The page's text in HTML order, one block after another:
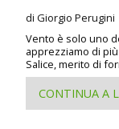
di Giorgio Perugini
Vento è solo uno
apprezziamo di
Salice, merito di
CONTINUA A